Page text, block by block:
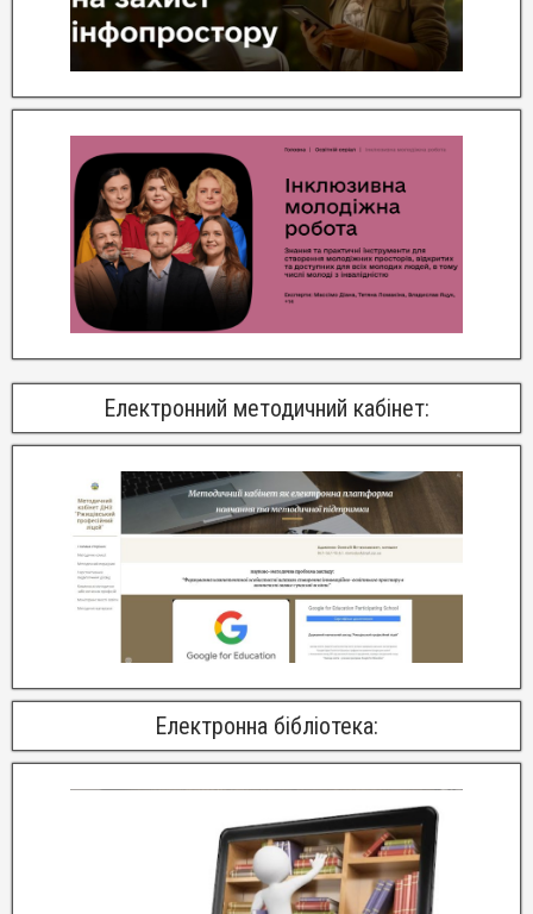
Електронний методичний кабінет:
Електронна бібліотека: